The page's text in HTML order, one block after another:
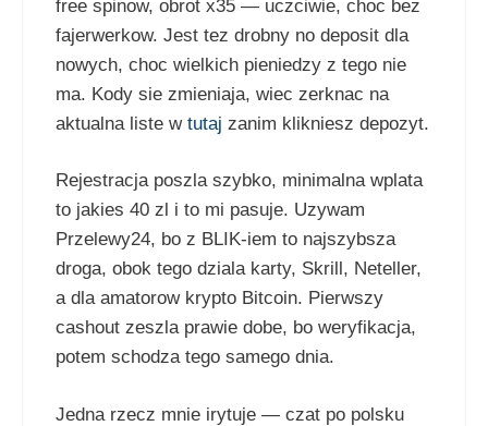
free spinow, obrot x35 — uczciwie, choc bez
fajerwerkow. Jest tez drobny no deposit dla
nowych, choc wielkich pieniedzy z tego nie
ma. Kody sie zmieniaja, wiec zerknac na
aktualna liste w tutaj zanim klikniesz depozyt.
Rejestracja poszla szybko, minimalna wplata
to jakies 40 zl i to mi pasuje. Uzywam
Przelewy24, bo z BLIK-iem to najszybsza
droga, obok tego dziala karty, Skrill, Neteller,
a dla amatorow krypto Bitcoin. Pierwszy
cashout zeszla prawie dobe, bo weryfikacja,
potem schodza tego samego dnia.
Jedna rzecz mnie irytuje — czat po polsku